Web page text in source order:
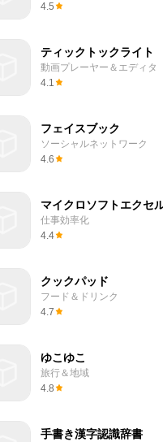
4.5
ティックトックライト
動画プレーヤー＆エディタ
4.1
フェイスブック
ソーシャルネットワーク
4.6
マイクロソフトエクセ
仕事効率化
4.4
クックパッド
フード＆ドリンク
4.7
ゆこゆこ
旅行＆地域
4.8
手書き漢字認識辞書